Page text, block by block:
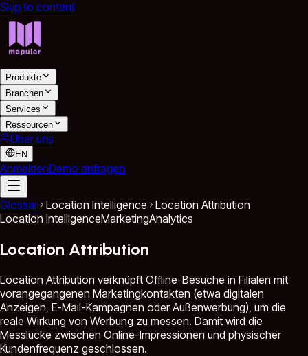
Skip to content
Produkte
Branchen
Services
Ressourcen
Über uns
EN
AnmeldenDemo anfragen
Glossar Location Intelligence
Location Attribution
Location IntelligenceMarketingAnalytics
Location Attribution
Location Attribution verknüpft Offline-Besuche in Filialen mit
vorangegangenen Marketingkontakten (etwa digitalen
Anzeigen, E-Mail-Kampagnen oder Außenwerbung), um die
reale Wirkung von Werbung zu messen. Damit wird die
Messlücke zwischen Online-Impressionen und physischer
Kundenfrequenz geschlossen.